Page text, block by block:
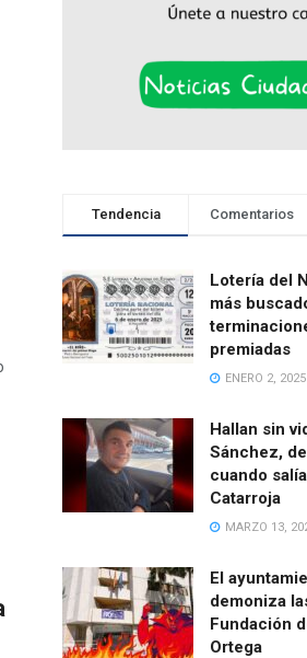
Tendencia Comentarios
Lotería del
más
premiadas
ENERO 2, 2025
Hallan sin
Sánchez,
cuando
Catarroja
MARZO 13,
El
demoniza
Fundación
Ortega